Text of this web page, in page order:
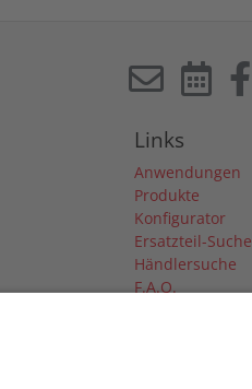
Links
Anwendungen
Produkte
Konfigurator
Ersatzteil-Suche
Händlersuche
F.A.Q.